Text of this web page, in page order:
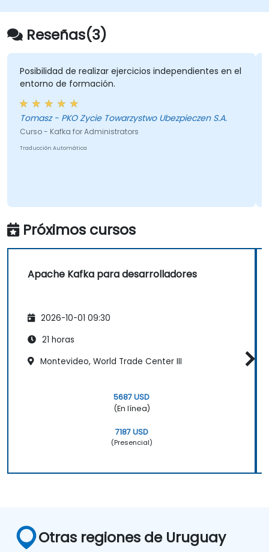
Reseñas(3)
Posibilidad de realizar ejercicios independientes en el
entorno de formación.
Tomasz - PKO Zycie Towarzystwo Ubezpieczen S.A.
Curso - Kafka for Administrators
Traducción Automática
Próximos cursos
Apache Kafka para desarrolladores
2026-10-01 09:30
21 horas
Montevideo, World Trade Center III
5687 USD
(En línea)
7187 USD
(Presencial)
Otras regiones de Uruguay